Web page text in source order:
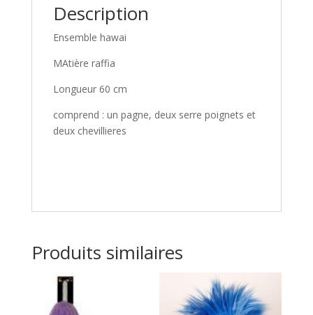
Description
Ensemble hawai
MAtière raffia
Longueur 60 cm
comprend : un pagne, deux serre poignets et
deux chevillieres
Produits similaires